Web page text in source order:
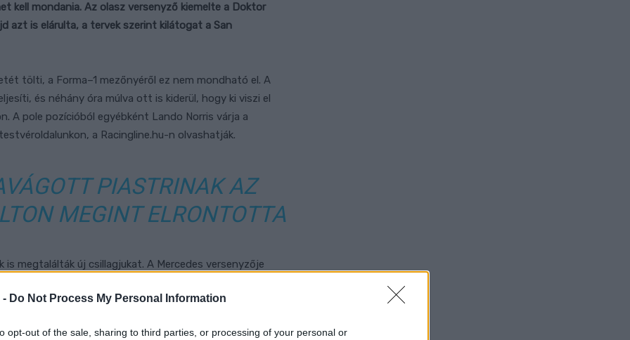
- Do Not Process My Personal Information
opt-out of the sale, sharing to third parties, or processing of your personal or
kell mondania. Az olasz versenyző kiemelte a Doktor
azt is elárulta, a tervek szerint kilátogat a San
tölti, a Forma–1 mezőnyéről ez nem mondható el. A
és néhány óra múlva ott is kiderül, hogy ki viszi el
A pole pozícióból egyébként Lando Norris várja a
a Racingline.hu-n olvashatják.
PIASTRINAK AZ
MEGINT ELRONTOTTA
is megtalálták új csillagjukat. A Mercedes versenyzője
egyébként a tizennyolcadik helyet szerezte meg, az
áll 63 ponttal.